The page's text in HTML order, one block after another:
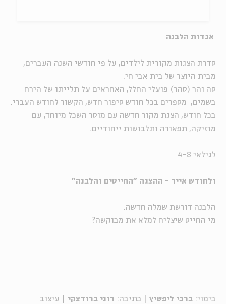
אגדות הלבנה
סדרת הצגות מקורית לילדים, על פי חודשי השנה העברים,
מבית היוצר של בית אבי חי.
סה והר (סהר) פועלי החלל, האחראים על תלייתו של הירח
בשמים, מספרים בכל חודש סיפור חדש, הקשור לחודש העברי.
בכל חודש, הצגת מקור חדשה עם מוסר השכל מיוחד, עם
מוזיקה, תפאורה ותלבושות ייחודיים.
לגילאי 4-8
ולחודש אייר - ההצגה "החייטים והלבנה"
הלבנה דורשת שמלה חדשה.
מי החייט שיצליח למלא את מבוקשה?
בימוי: ברכי ליפשיץ | כתיבה: רוני ברודצקי
| עיצוב